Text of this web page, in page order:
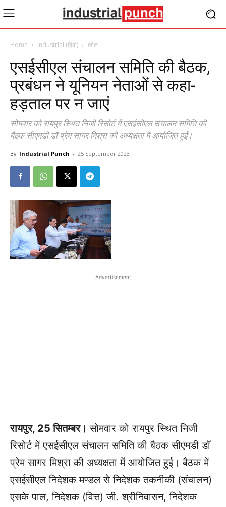
Home Industrial (हिंदी) कोल
एसईसीएल संचालन समिति की बैठक,
प्रबंधन ने यूनियन नेताओं से कहा-
हड़ताल पर न जाएं
सोमवार को रायपुर स्थित निजी रिसोर्ट में एसईसीएल संचालन समिति की
बैठक सीएमडी डॉ प्रेम सागर मिश्रा की अध्यक्षता में आयोजित हुई।
By Industrial Punch - 25 September 2023
Advertisement
रायपुर, 25 सितम्बर। सोमवार को रायपुर स्थित निजी
रिसोर्ट में एसईसीएल संचालन समिति की बैठक सीएमडी डॉ
प्रेम सागर मिश्रा की अध्यक्षता में आयोजित हुई। बैठक में
एसईसीएल निदेशक मण्डल से निदेशक तकनीकी (संचालन)
एसके पाल, निदेशक (वित्त) जी. श्रीनिवासन, निदेशक